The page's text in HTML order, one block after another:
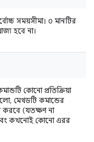
সময়সীমা। ০ মানটির
হবে না।
কোনো প্রতিক্রিয়া
মেথডটি কমান্ডের
করবে (যতক্ষণ না
কখনোই কোনো এরর